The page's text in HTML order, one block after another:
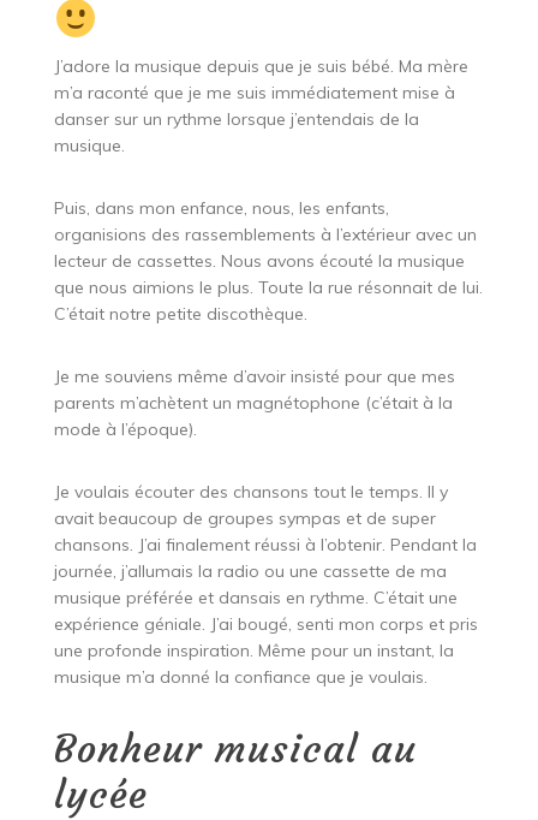
J’adore la musique depuis que je suis bébé. Ma mère
m’a raconté que je me suis immédiatement mise à
danser sur un rythme lorsque j’entendais de la
musique.
Puis, dans mon enfance, nous, les enfants,
organisions des rassemblements à l’extérieur avec un
lecteur de cassettes. Nous avons écouté la musique
que nous aimions le plus. Toute la rue résonnait de lui.
C’était notre petite discothèque.
Je me souviens même d’avoir insisté pour que mes
parents m’achètent un magnétophone (c’était à la
mode à l’époque).
Je voulais écouter des chansons tout le temps. Il y
avait beaucoup de groupes sympas et de super
chansons. J’ai finalement réussi à l’obtenir. Pendant la
journée, j’allumais la radio ou une cassette de ma
musique préférée et dansais en rythme. C’était une
expérience géniale. J’ai bougé, senti mon corps et pris
une profonde inspiration. Même pour un instant, la
musique m’a donné la confiance que je voulais.
Bonheur musical au
lycée